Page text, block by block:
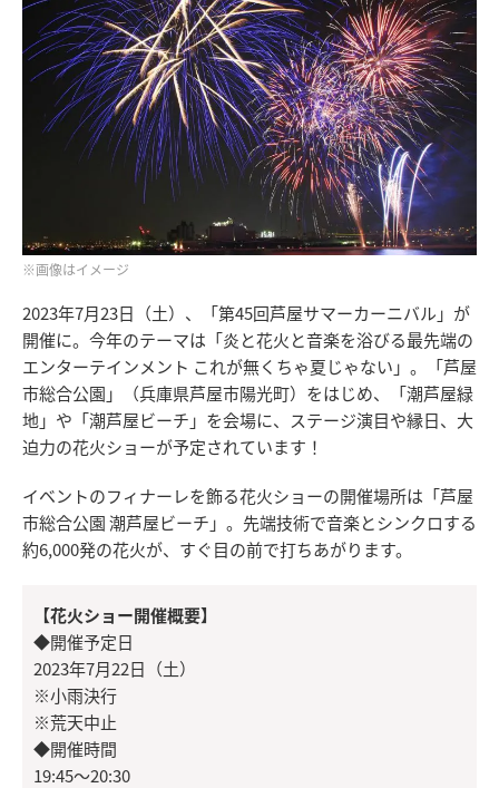
※画像はイメージ
2023年7月23日（土）、「第45回芦屋サマーカーニバル」が
開催に。今年のテーマは「炎と花火と音楽を浴びる最先端の
エンターテインメント これが無くちゃ夏じゃない」。「芦屋
市総合公園」（兵庫県芦屋市陽光町）をはじめ、「潮芦屋緑
地」や「潮芦屋ビーチ」を会場に、ステージ演目や縁日、大
迫力の花火ショーが予定されています！
イベントのフィナーレを飾る花火ショーの開催場所は「芦屋
市総合公園 潮芦屋ビーチ」。先端技術で音楽とシンクロする
約6,000発の花火が、すぐ目の前で打ちあがります。
【花火ショー開催概要】
◆開催予定日
2023年7月22日（土）
※小雨決行
※荒天中止
◆開催時間
19:45～20:30